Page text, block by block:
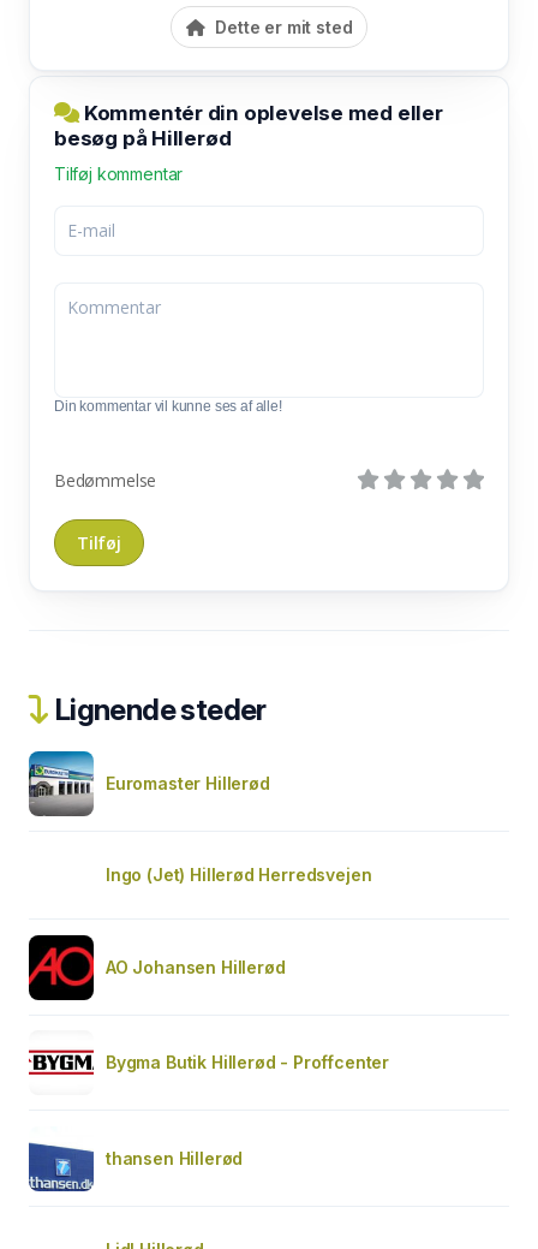
Dette er mit sted
Kommentér din oplevelse med eller
besøg på Hillerød
Tilføj kommentar
Din kommentar vil kunne ses af alle!
Bedømmelse
Lignende steder
Euromaster Hillerød
Ingo (Jet) Hillerød Herredsvejen
AO Johansen Hillerød
Bygma Butik Hillerød - Proffcenter
thansen Hillerød